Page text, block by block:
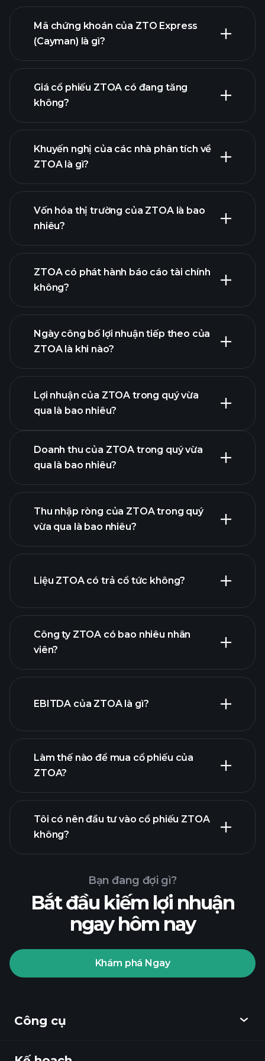
biểu đồ nâng cao
Mã chứng khoán của ZTO Express
(Cayman) là gì?
Giá cổ phiếu ZTOA có đang tăng
không?
Khuyến nghị của các nhà phân tích về
ZTOA là gì?
Vốn hóa thị trường của ZTOA là bao
nhiêu?
danh
sách cổ phiếu của chúng tôi
ZTOA có phát hành báo cáo tài chính
không?
tài chính của
ZTOA
Ngày công bố lợi nhuận tiếp theo của
ZTOA là khi nào?
Lịch công bố lợi nhuận
Lợi nhuận của ZTOA trong quý vừa
qua là bao nhiêu?
lợi nhuận của ZTOA
Doanh thu của ZTOA trong quý vừa
qua là bao nhiêu?
báo cáo tài chính
Thu nhập ròng của ZTOA trong quý
vừa qua là bao nhiêu?
báo cáo tài chính
Liệu ZTOA có trả cổ tức không?
Công ty ZTOA có bao nhiêu nhân
viên?
nhà tuyển dụng lớn nhất
EBITDA của ZTOA là gì?
báo cáo tài chính
Làm thế nào để mua cổ phiếu của
ZTOA?
Playtrade
Tournaments
nhà môi
Tôi có nên đầu tư vào cổ phiếu ZTOA
không?
thông tin thị trường hàng ngày sử dụng
Bạn đang đợi gì?
Bắt đầu kiếm lợi nhuận
ngay hôm nay
Khám phá Ngay
Công cụ